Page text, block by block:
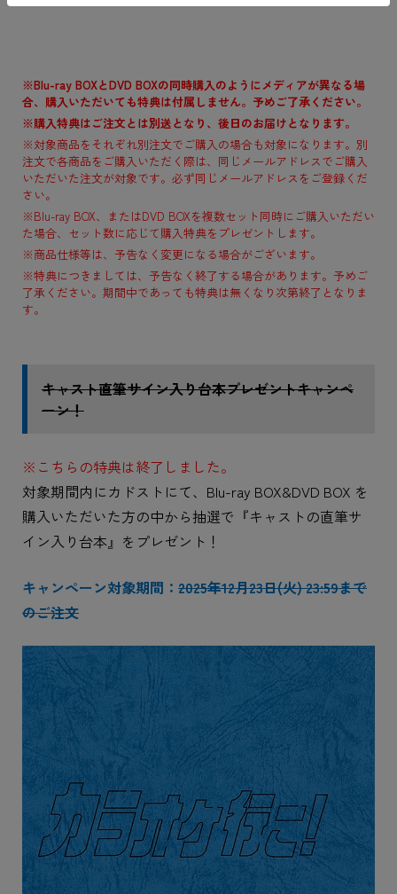
※Blu-ray BOXとDVD BOXの同時購入のようにメディアが異なる場
合、購入いただいても特典は付属しません。予めご了承ください。
※購入特典はご注文とは別送となり、後日のお届けとなります。
※対象商品をそれぞれ別注文でご購入の場合も対象になります。別
注文で各商品をご購入いただく際は、同じメールアドレスでご購入
いただいた注文が対象です。必ず同じメールアドレスをご登録くだ
さい。
※Blu-ray BOX、またはDVD BOXを複数セット同時にご購入いただい
た場合、セット数に応じて購入特典をプレゼントします。
※商品仕様等は、予告なく変更になる場合がございます。
※特典につきましては、予告なく終了する場合があります。予めご
了承ください。期間中であっても特典は無くなり次第終了となりま
す。
キャスト直筆サイン入り台本プレゼントキャンペ
ーン！
※こちらの特典は終了しました。
対象期間内にカドストにて、Blu-ray BOX&DVD BOX を
購入いただいた方の中から抽選で『キャストの直筆サ
イン入り台本』をプレゼント！
キャンペーン対象期間： 2025年12月23日(火) 23:59まで
のご注文